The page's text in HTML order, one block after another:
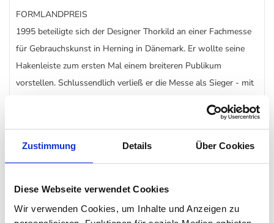
Zustimmung Details Über Cookies
Diese Webseite verwendet Cookies
Wir verwenden Cookies, um Inhalte und Anzeigen zu
FORMLANDPREIS
1995 beteiligte sich der Designer Thorkild an einer Fachmesse
für Gebrauchskunst in Herning in Dänemark. Er wollte seine
Hakenleiste zum ersten Mal einem breiteren Publikum
vorstellen. Schlussendlich verließ er die Messe als Sieger - mit
innovativste Design verliehen wird. Für ihn war der Preis die
Traum einer eigenen Produktion zu realisieren. Der Anfang der
FREUDE
Die Farben Weiß und Schwarz sind seit langem Bestandteil des
KNAX Sortiments. Nun können Eingangsbereich, Kinderzimmer,